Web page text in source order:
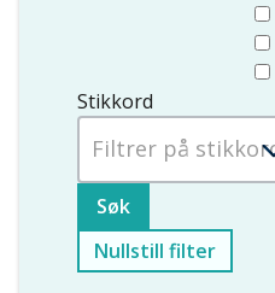
Stikkord
Nullstill filter